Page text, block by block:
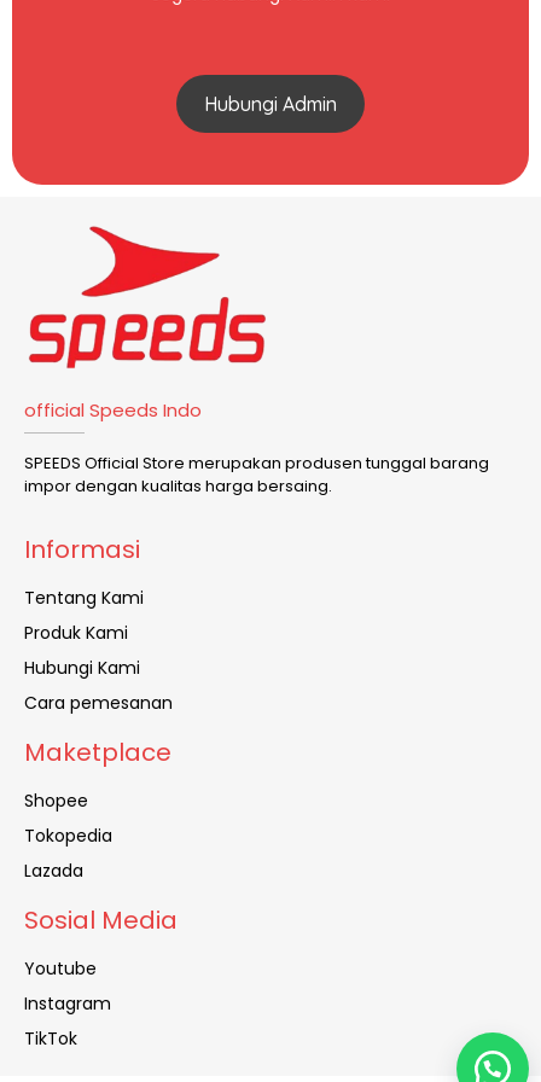
Hubungi Admin
official Speeds Indo
SPEEDS Official Store merupakan produsen tunggal barang
impor dengan kualitas harga bersaing.
Informasi
Tentang Kami
Produk Kami
Hubungi Kami
Cara pemesanan
Maketplace
Shopee
Tokopedia
Lazada
Sosial Media
Youtube
Instagram
TikTok